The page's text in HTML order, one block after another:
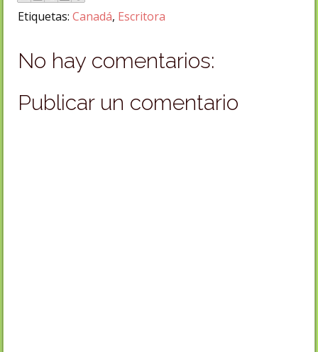
Etiquetas: Canadá, Escritora
No hay comentarios:
Publicar un comentario